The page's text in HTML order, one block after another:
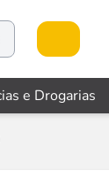
e Drogarias